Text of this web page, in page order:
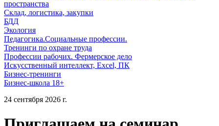
пространства
Склад, логистика, закупки
БДД
Экология
Педагогика.Социальные профессии.
Тренинги по охране труда
Профессии рабочих. Фермерское дело
Искусственный интеллект, Excel, ПК
Бизнес-тренинги
Бизнес-школа 18+
24 сентября 2026 г.